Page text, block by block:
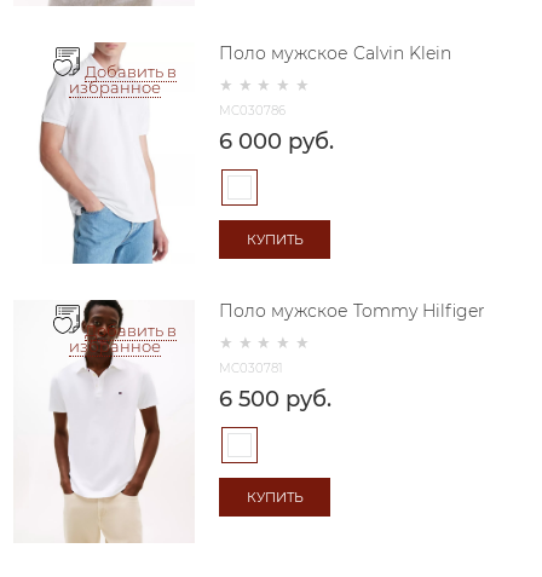
Добавить в
избранное
MC030786
Поло мужское Calvin Klein
6 000 руб.
КУПИТЬ
Добавить в
избранное
MC030781
Поло мужское Tommy Hilfiger
6 500 руб.
КУПИТЬ